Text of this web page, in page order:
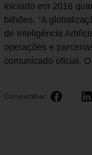
iniciado em 2016
bilhões. “A
de Inteligência
operações e
comunicado oficial.
Compartilhar: